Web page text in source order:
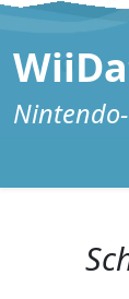
Zum Inhalt